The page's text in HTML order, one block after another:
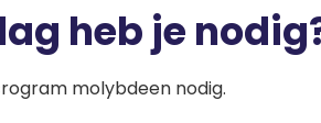
heb je
molybdeen nodig.